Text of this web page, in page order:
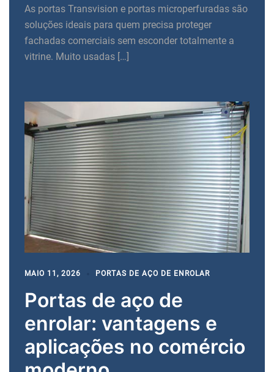
As portas Transvision e portas microperfuradas são
soluções ideais para quem precisa proteger
fachadas comerciais sem esconder totalmente a
vitrine. Muito usadas […]
MAIO 11, 2026 PORTAS DE AÇO DE ENROLAR
Portas de aço de
enrolar: vantagens e
aplicações no comércio